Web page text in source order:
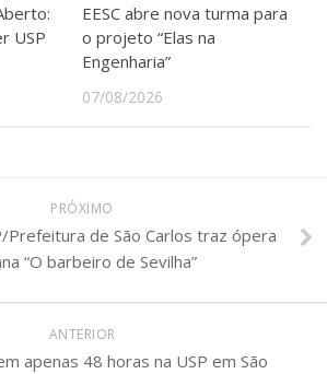
USP
EESC abre nova turma para
o projeto “Elas na
Engenharia”
07/08/2026
PRÓXIMO
Prefeitura de São Carlos traz ópera
“O barbeiro de Sevilha”
ANTERIOR
apenas 48 horas na USP em São